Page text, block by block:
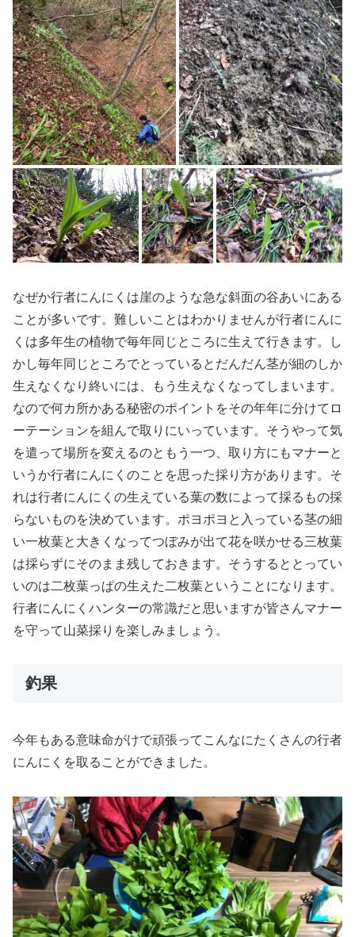
なぜか行者にんにくは崖のような急な斜面の谷あいにある
ことが多いです。難しいことはわかりませんが行者にんに
くは多年生の植物で毎年同じところに生えて行きます。し
かし毎年同じところでとっているとだんだん茎が細のしか
生えなくなり終いには、もう生えなくなってしまいます。
なので何カ所かある秘密のポイントをその年年に分けてロ
ーテーションを組んで取りにいっています。そうやって気
を遣って場所を変えるのともう一つ、取り方にもマナーと
いうか行者にんにくのことを思った採り方があります。そ
れは行者にんにくの生えている葉の数によって採るもの採
らないものを決めています。ポヨポヨと入っている茎の細
い一枚葉と大きくなってつぼみが出て花を咲かせる三枚葉
は採らずにそのまま残しておきます。そうするととってい
いのは二枚葉っぱの生えた二枚葉ということになります。
行者にんにくハンターの常識だと思いますが皆さんマナー
を守って山菜採りを楽しみましょう。
釣果
今年もある意味命がけで頑張ってこんなにたくさんの行者
にんにくを取ることができました。